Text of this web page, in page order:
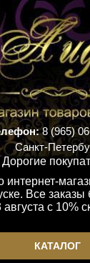
8 (965)
Санкт-
Дорогие
Все
августа с 10%
КАТАЛОГ